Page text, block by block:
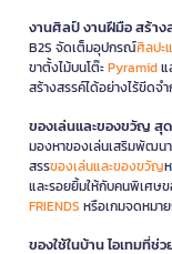
งานศิลป์ งานฝีมือ สร้าง
B2S จัดเต็มอุปกรณ์ศิลปะ
ขาตั้งไม้บนโต๊ะPyramidแ
สร้างสรรค์ได้อย่างไร้ขีดจ
ของเล่นและของขวัญ สุ
มองหาของเล่นเสริมพัฒน
สรรของเล่นและของขวัญ
และรอยยิ้มให้กับคนพิเศษ
FRIENDS หรือเกมจดหมา
ของใช้ในบ้าน ไอเทมที่ช่